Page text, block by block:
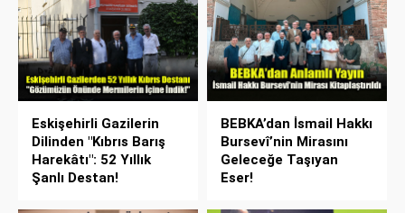
Eskişehirli Gazilerin
Dilinden "Kıbrıs Barış
Harekâtı": 52 Yıllık
Şanlı Destan!
BEBKA’dan İsmail Hakkı
Bursevî’nin Mirasını
Geleceğe Taşıyan
Eser!